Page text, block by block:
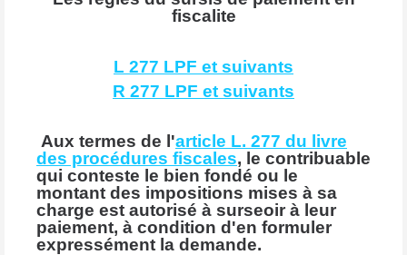
fiscalite
L 277 LPF et suivants
R 277 LPF et suivants
Aux termes de l'article L. 277 du livre
des procédures fiscales, le contribuable
qui conteste le bien fondé ou le
montant des impositions mises à sa
charge est autorisé à surseoir à leur
paiement, à condition d'en formuler
expressément la demande.